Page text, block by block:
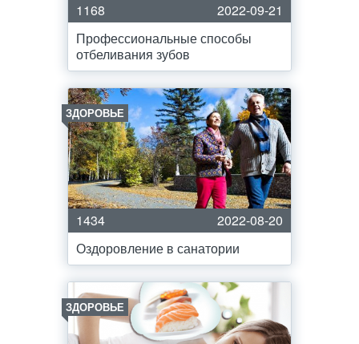
1168
2022-09-21
Профессиональные способы
отбеливания зубов
ЗДОРОВЬЕ
1434
2022-08-20
Оздоровление в санатории
ЗДОРОВЬЕ